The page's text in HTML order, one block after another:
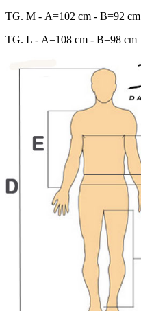
TG. M - A=102 cm - B=92 cm
TG. L - A=108 cm - B=98 cm